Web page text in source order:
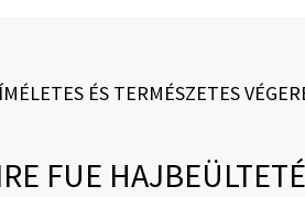
ÉS TERMÉSZETES
FUE